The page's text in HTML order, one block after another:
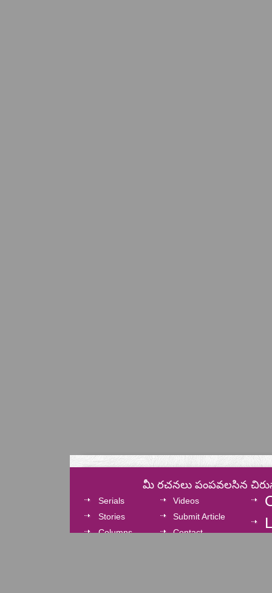
మీ రచనలు పంపవలసిన
Serials
Stories
Columns
Videos
Submit Article
Contact